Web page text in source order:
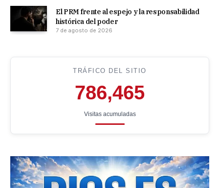
El PRM frente al espejo y la responsabilidad
histórica del poder
7 de agosto de 2026
TRÁFICO DEL SITIO
786,465
Visitas acumuladas